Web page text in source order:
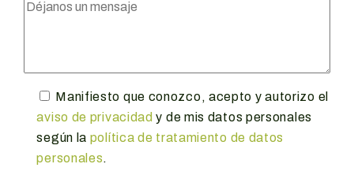
Manifiesto que conozco, acepto y autorizo el
aviso de privacidad y de mis datos personales
según la política de tratamiento de datos
personales.